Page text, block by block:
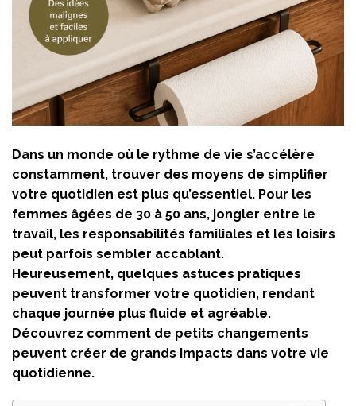
Dans un monde où le rythme de vie s’accélère
constamment, trouver des moyens de simplifier
votre quotidien est plus qu’essentiel. Pour les
femmes âgées de 30 à 50 ans, jongler entre le
travail, les responsabilités familiales et les loisirs
peut parfois sembler accablant.
Heureusement, quelques astuces pratiques
peuvent transformer votre quotidien, rendant
chaque journée plus fluide et agréable.
Découvrez comment de petits changements
peuvent créer de grands impacts dans votre vie
quotidienne.